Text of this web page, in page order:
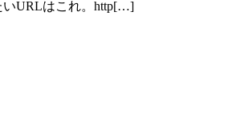
いURLはこれ。http[…]